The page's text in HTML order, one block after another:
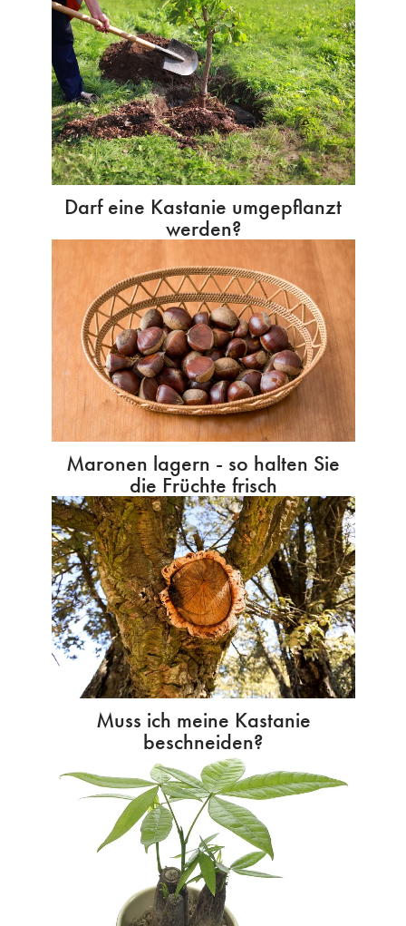
Darf eine Kastanie umgepflanzt
werden?
Maronen lagern - so halten Sie
die Früchte frisch
Muss ich meine Kastanie
beschneiden?